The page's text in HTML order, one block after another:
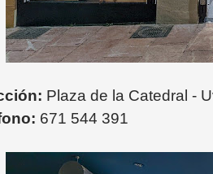
Plaza de la Catedral -
671 544 391